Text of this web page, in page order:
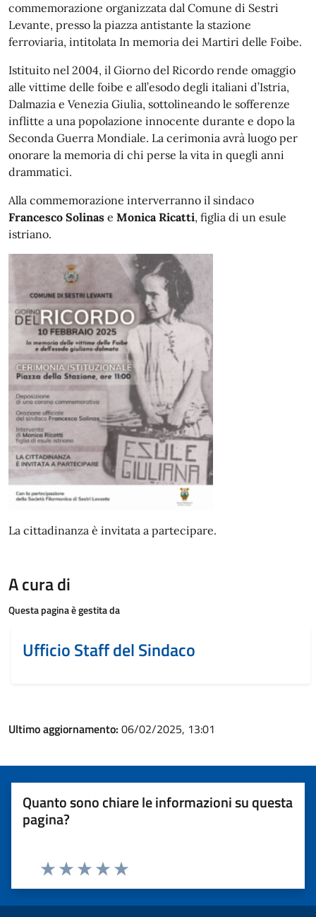
commemorazione organizzata dal Comune di Sestri
Levante, presso la piazza antistante la stazione
ferroviaria, intitolata In memoria dei Martiri delle Foibe.
Istituito nel 2004, il Giorno del Ricordo rende omaggio
alle vittime delle foibe e all’esodo degli italiani d’Istria,
Dalmazia e Venezia Giulia, sottolineando le sofferenze
inflitte a una popolazione innocente durante e dopo la
Seconda Guerra Mondiale. La cerimonia avrà luogo per
onorare la memoria di chi perse la vita in quegli anni
drammatici.
Alla commemorazione interverranno il sindaco
Francesco Solinas e Monica Ricatti, figlia di un esule
istriano.
La cittadinanza è invitata a partecipare.
A cura di
Questa pagina è gestita da
Ufficio Staff del Sindaco
Ultimo aggiornamento: 06/02/2025, 13:01
Quanto sono chiare le informazioni su questa
pagina?
Valuta 5 stelle su 5
Valuta 4 stelle su 5
Valuta 3 stelle su 5
Valuta 2 stelle su 5
Valuta 1 stelle su 5